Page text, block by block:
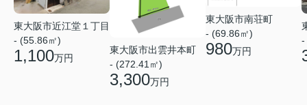
東大阪市近江堂１丁目
- (55.86㎡)
1,100万円
東大阪市出雲井本町
- (272.41㎡)
3,300万円
東大阪市南荘町
- (69.86㎡)
980万円
-